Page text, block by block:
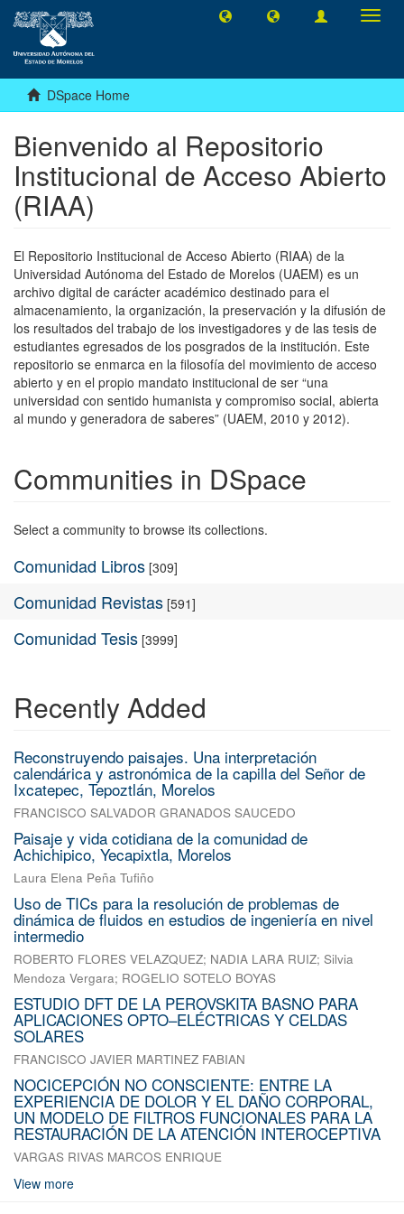
DSpace Home
Bienvenido al Repositorio
Institucional de Acceso Abierto
(RIAA)
El Repositorio Institucional de Acceso Abierto (RIAA) de la
Universidad Autónoma del Estado de Morelos (UAEM) es un
archivo digital de carácter académico destinado para el
almacenamiento, la organización, la preservación y la difusión de
los resultados del trabajo de los investigadores y de las tesis de
estudiantes egresados de los posgrados de la institución. Este
repositorio se enmarca en la filosofía del movimiento de acceso
abierto y en el propio mandato institucional de ser “una
universidad con sentido humanista y compromiso social, abierta
al mundo y generadora de saberes” (UAEM, 2010 y 2012).
Communities in DSpace
Select a community to browse its collections.
Comunidad Libros [309]
Comunidad Revistas [591]
Comunidad Tesis [3999]
Recently Added
Reconstruyendo paisajes. Una interpretación
calendárica y astronómica de la capilla del Señor de
Ixcatepec, Tepoztlán, Morelos
FRANCISCO SALVADOR GRANADOS SAUCEDO
Paisaje y vida cotidiana de la comunidad de
Achichipico, Yecapixtla, Morelos
Laura Elena Peña Tufiño
Uso de TICs para la resolución de problemas de
dinámica de fluidos en estudios de ingeniería en nivel
intermedio
ROBERTO FLORES VELAZQUEZ; NADIA LARA RUIZ; Silvia
Mendoza Vergara; ROGELIO SOTELO BOYAS
ESTUDIO DFT DE LA PEROVSKITA BASNO PARA
APLICACIONES OPTO–ELÉCTRICAS Y CELDAS
SOLARES
FRANCISCO JAVIER MARTINEZ FABIAN
NOCICEPCIÓN NO CONSCIENTE: ENTRE LA
EXPERIENCIA DE DOLOR Y EL DAÑO CORPORAL,
UN MODELO DE FILTROS FUNCIONALES PARA LA
RESTAURACIÓN DE LA ATENCIÓN INTEROCEPTIVA
VARGAS RIVAS MARCOS ENRIQUE
View more